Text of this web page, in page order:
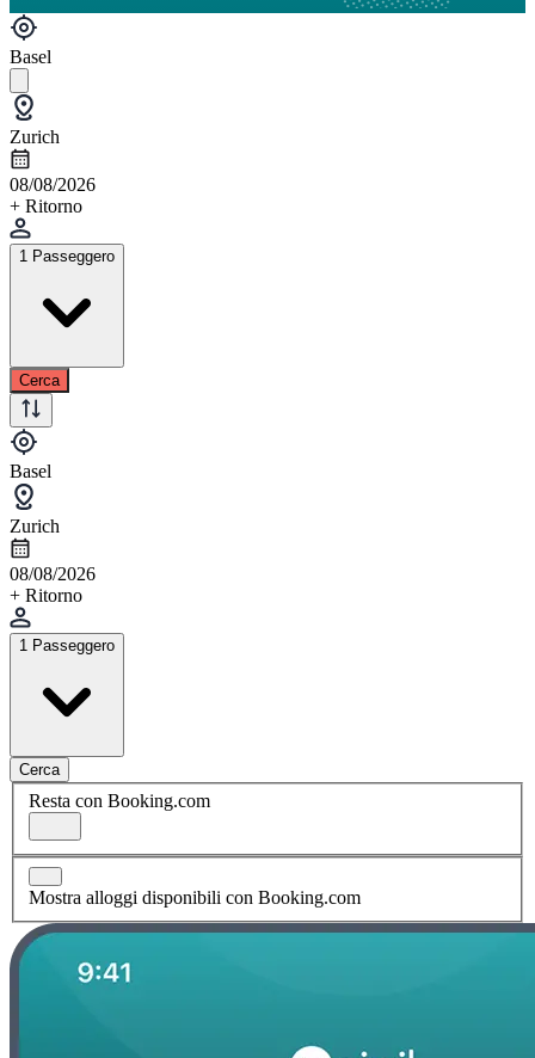
Basel
Zurich
08/08/2026
+ Ritorno
1 Passeggero
Cerca
Basel
Zurich
08/08/2026
+ Ritorno
1 Passeggero
Cerca
Resta con Booking.com
Mostra alloggi disponibili con Booking.com